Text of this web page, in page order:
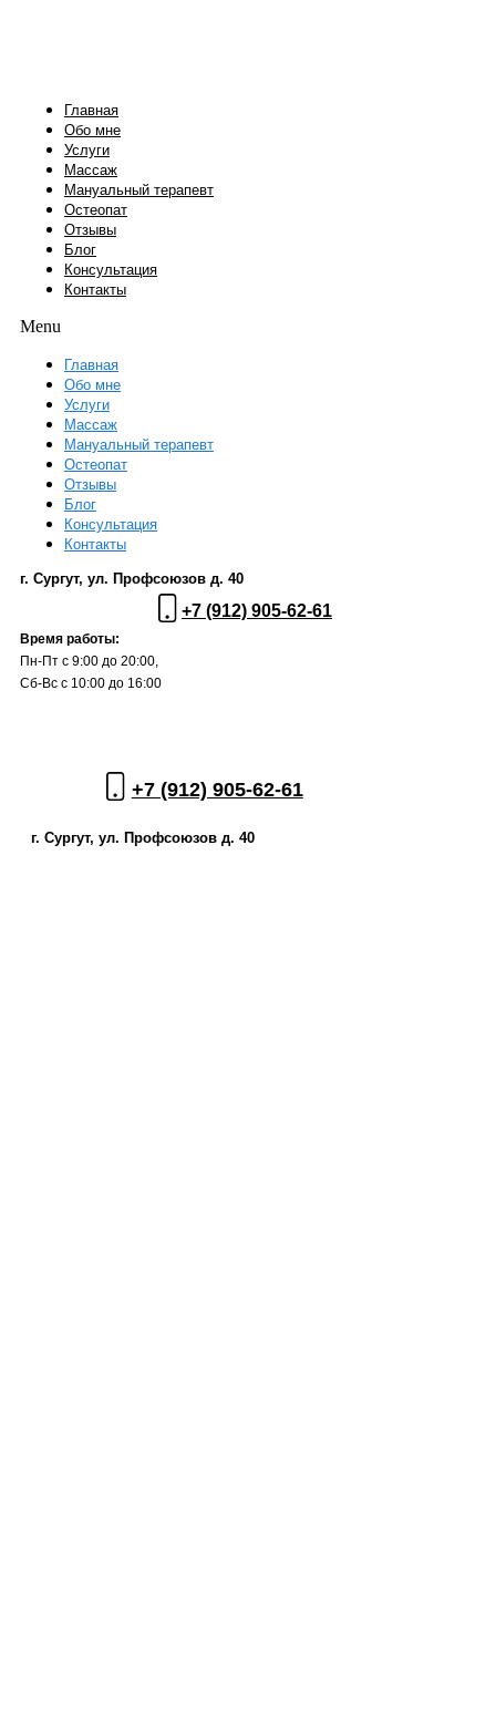
Главная
Обо мне
Услуги
Массаж
Мануальный терапевт
Остеопат
Отзывы
Блог
Консультация
Контакты
Menu
Главная
Обо мне
Услуги
Массаж
Мануальный терапевт
Остеопат
Отзывы
Блог
Консультация
Контакты
г. Сургут, ул. Профсоюзов д. 40
+7 (912) 905-62-61
Время работы:
Пн-Пт с 9:00 до 20:00,
Сб-Вс с 10:00 до 16:00
+7 (912) 905-62-61
г. Сургут, ул. Профсоюзов д. 40